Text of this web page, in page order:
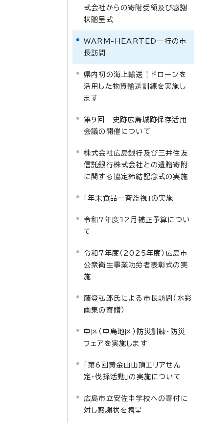
式会社からの寄附受領及び感謝
状贈呈式
WARM-HEARTED一行の市
長訪問
県内初の海上輸送！ドローンを
活用した物資輸送訓練を実施し
ます
第9回 史跡広島城跡保存活用
会議の開催について
株式会社広島銀行及び三井住友
信託銀行株式会社との遺贈寄附
に関する協定締結記念式の実施
「年末食品一斉監視」の実施
令和7年度12月補正予算につい
て
令和7年度（2025年度）広島市
公衆衛生事業功労者表彰式の実
施
藤登弘郎氏による市長訪問（水彩
画集の寄贈）
中区（中島地区）防災訓練・防災
フェアを実施します
「第6回黄金山山頂エリアせん
定・伐採活動」の実施について
広島市立安佐中学校への寄付に
対し感謝状を贈呈